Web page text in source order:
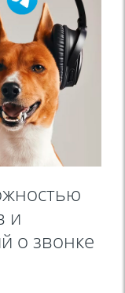
и
о звонке